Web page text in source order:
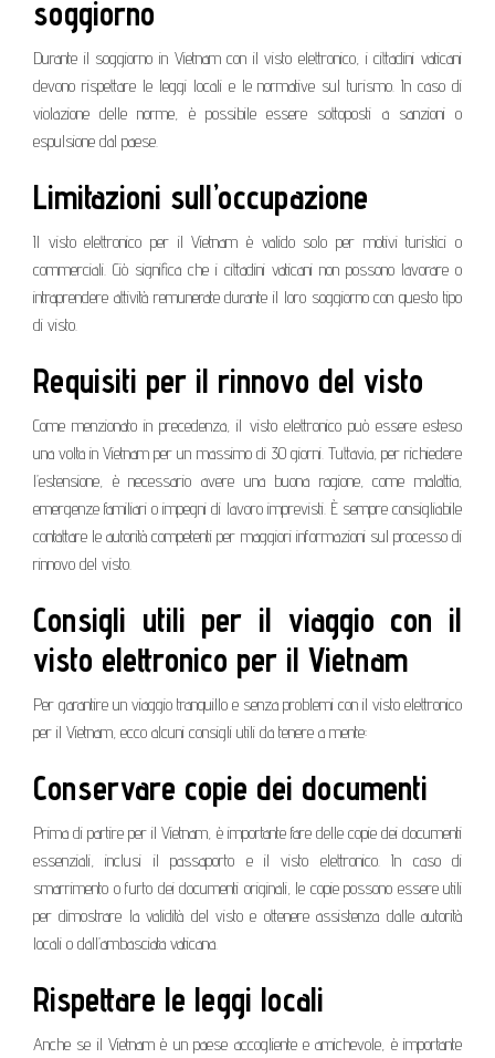
soggiorno
Durante il soggiorno in Vietnam con il visto elettronico, i cittadini vaticani
devono rispettare le leggi locali e le normative sul turismo. In caso di
violazione delle norme, è possibile essere sottoposti a sanzioni o
espulsione dal paese.
Limitazioni sull’occupazione
Il visto elettronico per il Vietnam è valido solo per motivi turistici o
commerciali. Ciò significa che i cittadini vaticani non possono lavorare o
intraprendere attività remunerate durante il loro soggiorno con questo tipo
di visto.
Requisiti per il rinnovo del visto
Come menzionato in precedenza, il visto elettronico può essere esteso
una volta in Vietnam per un massimo di 30 giorni. Tuttavia, per richiedere
l’estensione, è necessario avere una buona ragione, come malattia,
emergenze familiari o impegni di lavoro imprevisti. È sempre consigliabile
contattare le autorità competenti per maggiori informazioni sul processo di
rinnovo del visto.
Consigli utili per il viaggio con il
visto elettronico per il Vietnam
Per garantire un viaggio tranquillo e senza problemi con il visto elettronico
per il Vietnam, ecco alcuni consigli utili da tenere a mente:
Conservare copie dei documenti
Prima di partire per il Vietnam, è importante fare delle copie dei documenti
essenziali, inclusi il passaporto e il visto elettronico. In caso di
smarrimento o furto dei documenti originali, le copie possono essere utili
per dimostrare la validità del visto e ottenere assistenza dalle autorità
locali o dall’ambasciata vaticana.
Rispettare le leggi locali
Anche se il Vietnam è un paese accogliente e amichevole, è importante